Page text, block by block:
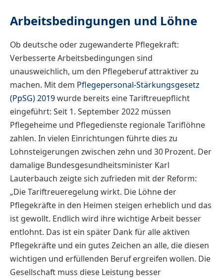
Arbeitsbedingungen und Löhne
Ob deutsche oder zugewanderte Pflegekraft:
Verbesserte Arbeitsbedingungen sind
unausweichlich, um den Pflegeberuf attraktiver zu
machen. Mit dem Pflegepersonal-Stärkungsgesetz
(PpSG) 2019wurde bereits eine Tariftreuepflicht
eingeführt: Seit 1. September 2022 müssen
Pflegeheime und Pflegedienste regionale Tariflöhne
zahlen. In vielen Einrichtungen führte dies zu
Lohnsteigerungen zwischen zehn und 30 Prozent. Der
damalige Bundesgesundheitsminister Karl
Lauterbauch zeigte sich zufrieden mit der Reform:
„Die Tariftreueregelung wirkt. Die Löhne der
Pflegekräfte in den Heimen steigen erheblich und das
ist gewollt. Endlich wird ihre wichtige Arbeit besser
entlohnt. Das ist ein später Dank für alle aktiven
Pflegekräfte und ein gutes Zeichen an alle, die diesen
wichtigen und erfüllenden Beruf ergreifen wollen. Die
Gesellschaft muss diese Leistung besser